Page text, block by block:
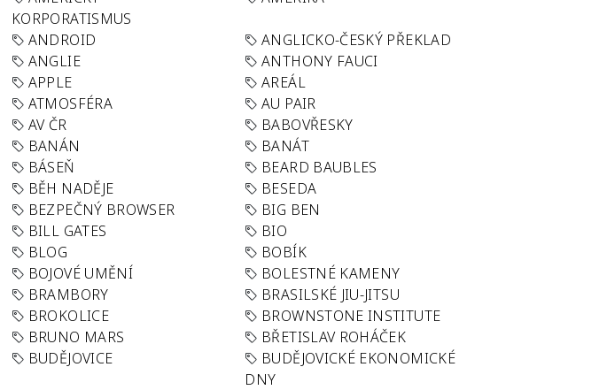
KORPORATISMUS
ANDROID
ANGLICKO-ČESKÝ PŘEKLAD
ANGLIE
ANTHONY FAUCI
APPLE
AREÁL
ATMOSFÉRA
AU PAIR
AV ČR
BABOVŘESKY
BANÁN
BANÁT
BÁSEŇ
BEARD BAUBLES
BĚH NADĚJE
BESEDA
BEZPEČNÝ BROWSER
BIG BEN
BILL GATES
BIO
BLOG
BOBÍK
BOJOVÉ UMĚNÍ
BOLESTNÉ KAMENY
BRAMBORY
BRASILSKÉ JIU-JITSU
BROKOLICE
BROWNSTONE INSTITUTE
BRUNO MARS
BŘETISLAV ROHÁČEK
BUDĚJOVICE
BUDĚJOVICKÉ EKONOMICKÉ
DNY